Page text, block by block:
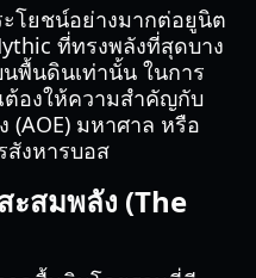
โยชน์อย่างมากต่อยูนิต
ที่ทรงพลังที่สุดบาง
พื้นดินเท่านั้น ในการ
องให้ความสำคัญกับ
(AOE) มหาศาล หรือ
สังหารบอส
ะสมพลัง (The